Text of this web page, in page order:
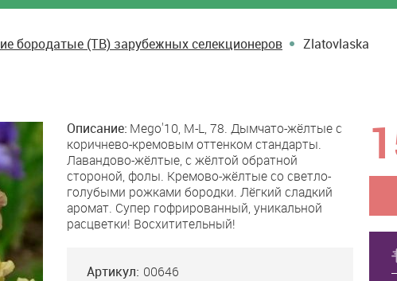
бородатые (TB) зарубежных селекционеров Zlatovlaska
Описание: Mego'10, M-L, 78. Дымчато-жёлтые с
коричнево-кремовым оттенком стандарты.
Лавандово-жёлтые, с жёлтой обратной
стороной, фолы. Кремово-жёлтые со светло-
голубыми рожками бородки. Лёгкий сладкий
аромат. Супер гофрированный, уникальной
расцветки! Восхитительный!
Артикул: 00646
грн